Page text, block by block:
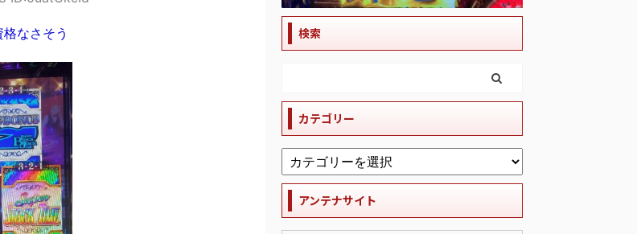
なさそう 検索
カテゴリー
アンテナサイト